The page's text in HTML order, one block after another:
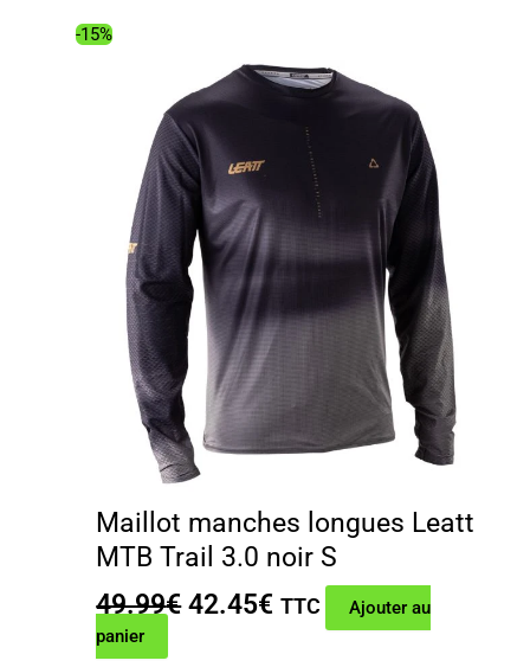
-15%
Maillot manches longues Leatt
MTB Trail 3.0 noir S
49.99€ Le
42.45€ Le
TTC
Ajouter au
panier